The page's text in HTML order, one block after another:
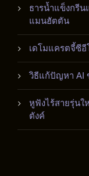
ธารน้ำแข็งกรีน
แมนฮัตตัน
เดโมแครตจี้ซีอี
วิธีแก้ปัญหา AI
หูฟังไร้สายรุ่นใ
ตังค์